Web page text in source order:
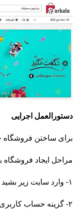
دستورالعمل اجرایی
برای ساختن فروشگاه
مراحل ایجاد فروشگاه
۱- وارد سایت زیر بشید .
۲- گزینه حساب کاربری رو در پایین بزنید